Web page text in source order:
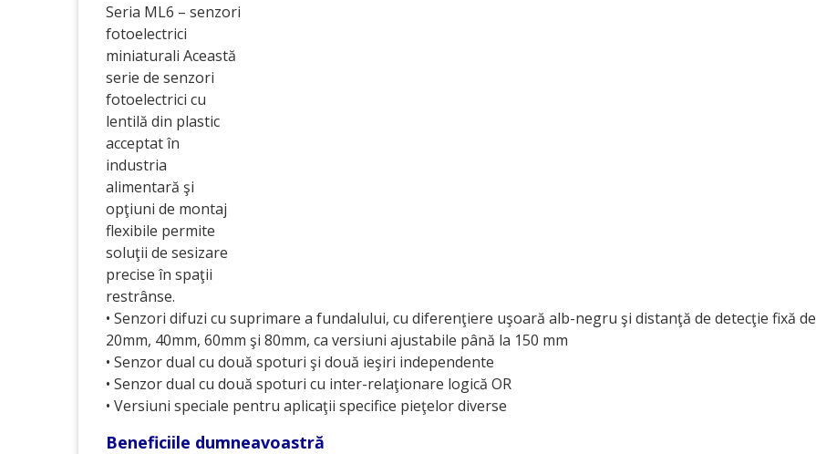
Seria ML6 – senzori
fotoelectrici
miniaturali Această
serie de senzori
fotoelectrici cu
lentilă din plastic
acceptat în
industria
alimentară şi
opţiuni de montaj
flexibile permite
soluţii de sesizare
precise în spaţii
restrânse.
• Senzori difuzi cu suprimare a fundalului, cu diferenţiere uşoară alb-negru şi distanţă de detecţie fixă de
20mm, 40mm, 60mm şi 80mm, ca versiuni ajustabile până la 150 mm
• Senzor dual cu două spoturi şi două ieşiri independente
• Senzor dual cu două spoturi cu inter-relaţionare logică OR
• Versiuni speciale pentru aplicaţii specifice pieţelor diverse
Beneficiile dumneavoastră